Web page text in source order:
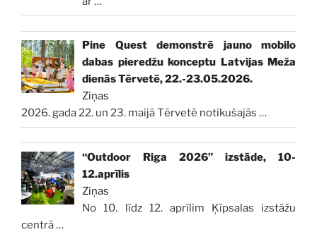
Pine Quest demonstrē jauno mobilo
dabas pieredžu konceptu Latvijas Meža
dienās Tērvetē, 22.-23.05.2026.
Ziņas
2026. gada 22. un 23. maijā Tērvetē notikušajās …
“Outdoor Riga 2026” izstāde, 10-
12.aprīlis
Ziņas
No 10. līdz 12. aprīlim Ķīpsalas izstāžu
centrā…